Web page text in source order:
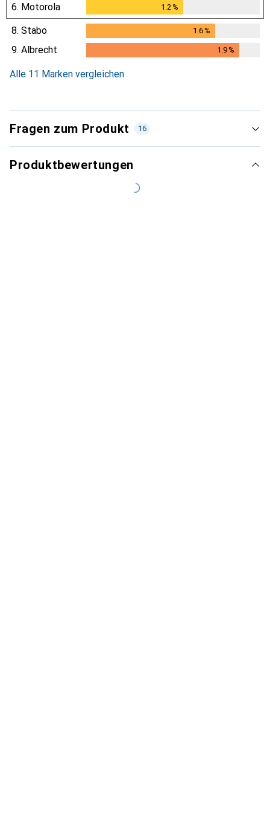
6. Motorola 1.2 %
8. Stabo 1.6%
9. Albrecht 1.9%
Alle 11 Marken vergleichen
Fragen zum Produkt 16
Produktbewertungen